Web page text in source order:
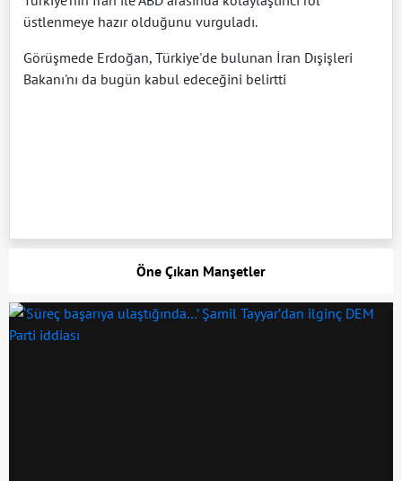
üstlenmeye hazır olduğunu vurguladı.
Görüşmede Erdoğan, Türkiye'de bulunan İran Dışişleri
Bakanı'nı da bugün kabul edeceğini belirtti
Öne Çıkan Manşetler